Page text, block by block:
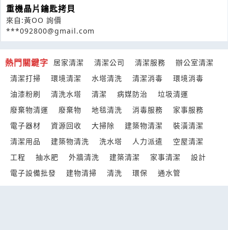
重機晶片鑰匙拷貝
來自:黃OO 詢價
***092800@gmail.com
熱門關鍵字 居家清潔 清潔公司 清潔服務
辦公室清潔
清潔打掃
環境清潔 水塔清洗 清潔消毒
環境消毒
油漆粉刷
清洗水塔 清潔 病媒防治
垃圾清運
廢棄物清運
廢棄物 地毯清洗 消毒服務
家事服務
電子器材
資源回收 大掃除 建築物清潔
裝潢清潔
清潔用品
建築物清洗 洗水塔 人力派遣
空屋清潔
工程
抽水肥 外牆清洗 建築清潔 家事清潔
設計
電子設備批發
建物清掃 清洗 環保 通水管